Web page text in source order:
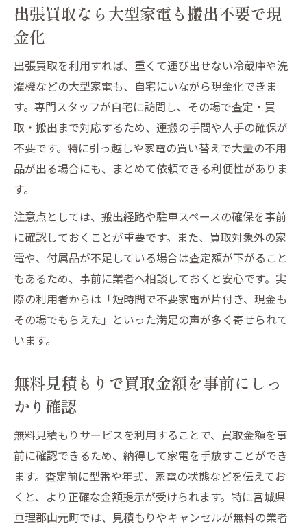
出張買取なら大型家電も搬出不要で現
金化
出張買取を利用すれば、重くて運び出せない冷蔵庫や洗
濯機などの大型家電も、自宅にいながら現金化できま
す。専門スタッフが自宅に訪問し、その場で査定・買
取・搬出まで対応するため、運搬の手間や人手の確保が
不要です。特に引っ越しや家電の買い替えで大量の不用
品が出る場合にも、まとめて依頼できる利便性がありま
す。
注意点としては、搬出経路や駐車スペースの確保を事前
に確認しておくことが重要です。また、買取対象外の家
電や、付属品が不足している場合は査定額が下がること
もあるため、事前に業者へ相談しておくと安心です。実
際の利用者からは「短時間で不要家電が片付き、現金も
その場でもらえた」といった満足の声が多く寄せられて
います。
無料見積もりで買取金額を事前にしっ
かり確認
無料見積もりサービスを利用することで、買取金額を事
前に確認できるため、納得して家電を手放すことができ
ます。査定前に型番や年式、家電の状態などを伝えてお
くと、より正確な金額提示が受けられます。特に宮城県
亘理郡山元町では、見積もりやキャンセルが無料の業者